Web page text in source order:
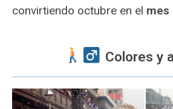
convirtiendo octubre en el mes
Colores y